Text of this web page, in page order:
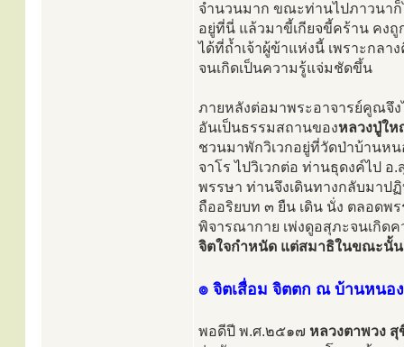
จำนวนมาก ขณะท่านไปภาวนา
อยู่ที่นี่ แล้วมาขี้เกียจขี้คร้าน คง
ได้ที่ถ้ำเจ้าผู้ข้าแห่งนี้ เพราะกล
จนเกิดเป็นความรู้แจ่มชัดขึ้น
ภายหลังต่อมาพระอาจารย์คูณจึ
อันเป็นธรรมสถานของหลวงปู่ใ
ชวนมาพักวิเวกอยู่ที่วัดป่าบ้านห
จาโร ไปวิเวกต่อ ท่านธุดงค์ไป อ
พรรษา ท่านจึงเดินทางกลับมาป
ถืออริยบท ๓ ยืน เดิน นั่ง ตลอดพ
พิจารณากาย เพ่งดูอสุภะจนเกิด
จิตใจกำหนัด แต่สมาธิในขณะนั้น
๏ จิตเสื่อม จิตตก ณ บ้านหนอ
พอดีปี พ.ศ.๒๕๑๗ หลวงตาพวง